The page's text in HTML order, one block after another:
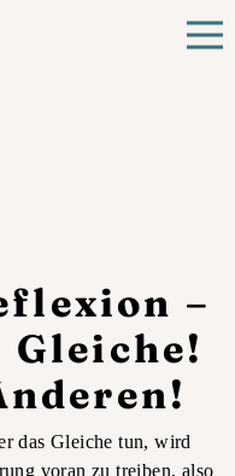
–
Gleiche!
das Gleiche tun, wird
voran zu treiben, also